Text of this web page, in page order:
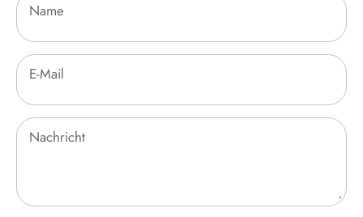
Name
E-Mail
Nachricht